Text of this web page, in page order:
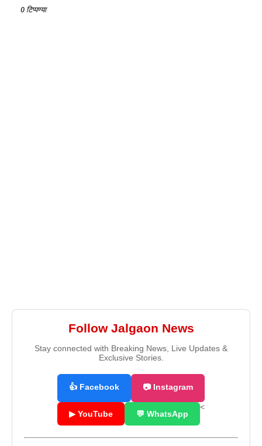
0 टिप्पण्या
Follow Jalgaon News
Stay connected with Breaking News, Live Updates &
Exclusive Stories.
👍 Facebook 📷 Instagram
▶ YouTube 💬 WhatsApp
<